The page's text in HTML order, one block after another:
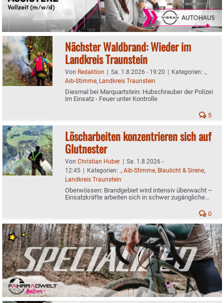
Nächster Waldbrand: Wieder im
Landkreis Traunstein
Von Redaktion Sa. 1.8.2026 - 19:20 Kategorien: .,
Aib-Stimme, Landkreis Traunstein
Diesmal bei Marquartstein: Hubschrauber der Polizei
im Einsatz - Feuer unter Kontrolle
5
Löscharbeiten konzentrieren sich auf
Glutnester
Von Christian Huber
Sa. 1.8.2026 -
12:45
Kategorien: ., Aib-Stimme, Blaulicht & Sirene,
Landkreis Traunstein
Oberwössen: Brandgebiet wird intensiv überwacht –
Einsatzkräfte arbeiten sich in schwer zugängliche
0